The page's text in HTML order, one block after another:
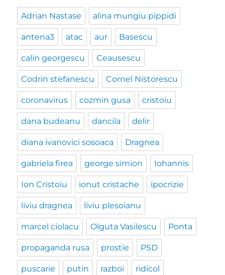
Adrian Nastase alina mungiu pippidi
antena3 atac aur Basescu
calin georgescu Ceausescu
Codrin stefanescu Cornel Nistorescu
coronavirus cozmin gusa cristoiu
dana budeanu dancila delir
diana ivanovici sosoaca Dragnea
gabriela firea george simion Iohannis
Ion Cristoiu ionut cristache ipocrizie
liviu dragnea liviu plesoianu
marcel ciolacu Olguta Vasilescu Ponta
propaganda rusa prostie PSD
puscarie putin razboi ridicol